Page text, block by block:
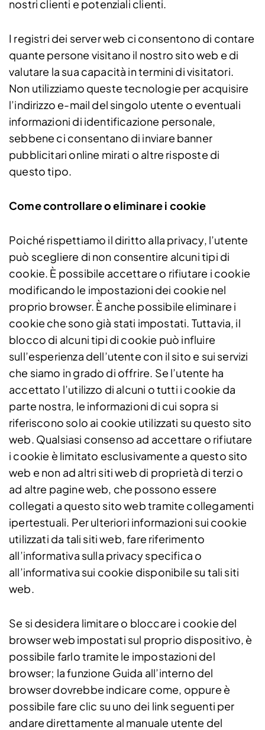
nostri clienti e potenziali clienti.
I registri dei server web ci consentono di contare
quante persone visitano il nostro sito web e di
valutare la sua capacità in termini di visitatori.
Non utilizziamo queste tecnologie per acquisire
l’indirizzo e-mail del singolo utente o eventuali
informazioni di identificazione personale,
sebbene ci consentano di inviare banner
pubblicitari online mirati o altre risposte di
questo tipo.
Come controllare o eliminare i cookie
Poiché rispettiamo il diritto alla privacy, l’utente
può scegliere di non consentire alcuni tipi di
cookie. È possibile accettare o rifiutare i cookie
modificando le impostazioni dei cookie nel
proprio browser. È anche possibile eliminare i
cookie che sono già stati impostati. Tuttavia, il
blocco di alcuni tipi di cookie può influire
sull’esperienza dell’utente con il sito e sui servizi
che siamo in grado di offrire. Se l’utente ha
accettato l’utilizzo di alcuni o tutti i cookie da
parte nostra, le informazioni di cui sopra si
riferiscono solo ai cookie utilizzati su questo sito
web. Qualsiasi consenso ad accettare o rifiutare
i cookie è limitato esclusivamente a questo sito
web e non ad altri siti web di proprietà di terzi o
ad altre pagine web, che possono essere
collegati a questo sito web tramite collegamenti
ipertestuali. Per ulteriori informazioni sui cookie
utilizzati da tali siti web, fare riferimento
all’informativa sulla privacy specifica o
all’informativa sui cookie disponibile su tali siti
web.
Se si desidera limitare o bloccare i cookie del
browser web impostati sul proprio dispositivo, è
possibile farlo tramite le impostazioni del
browser; la funzione Guida all’interno del
browser dovrebbe indicare come, oppure è
possibile fare clic su uno dei link seguenti per
andare direttamente al manuale utente del